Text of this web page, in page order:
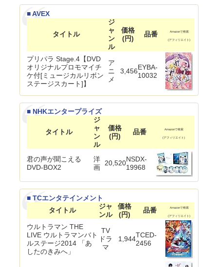
■ AVEX
タイトル
ジ
ャ
ン
ル
価格
(円)
品番 Amazonで検索
(アフィリエイト)
プリパラ Stage.4【DVD
オリジナルプロモマイチ
ケ付[ミュージカルリボン
ステージスカート]】
ア
ニ
メ
3,456EYBA-
10032
■ NHKエンタープライズ
タイトル
ジ
ャ
ン
ル
価格
(円)
品番 Amazonで検索
(アフィリエイト)
君の声が聞こえる
DVD-BOX2
洋
画
20,520NSDX-
19968
■ TCエンタテインメント
タイトル
ジャ
ンル
価格
(円)
品番 Amazonで検索
(アフィリエイト)
ウルトラマン THE
LIVE ウルトラマンバト
ルステージ2014 「あ
したのきみへ」
TV
ドラ
マ
1,944TCED-
2456